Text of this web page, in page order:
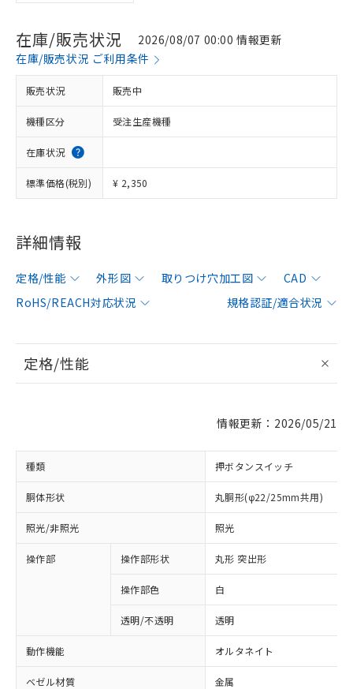
在庫/販売状況
2026/08/07 00:00 情報更新
在庫/販売状況 ご利用条件
販売状況 販売中
機種区分 受注生産機種
在庫状況
標準価格(税別) ¥ 2,350
詳細情報
定格/性能 外形図 取りつけ穴加工図
CAD
RoHS/REACH対応状況
規格認証/適合状況
定格/性能
情報更新：2026/05/21
種類 押ボタンスイッチ
胴体形状 丸胴形(φ22/25mm共用)
照光/非照光 照光
操作部 操作部形状 丸形 突出形
操作部色 白
透明/不透明 透明
動作機能 オルタネイト
ベゼル材質 金属